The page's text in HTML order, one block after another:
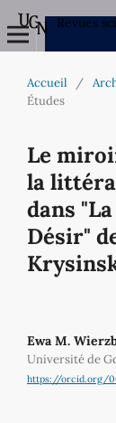
Revues
Accueil /
Études
Le
la
dans
Désir"
Ewa M.
Université de
https://orcid.org/